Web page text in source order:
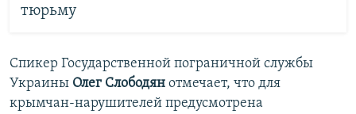
тюрьму
Спикер Государственной пограничной службы
Украины Олег Слободян отмечает, что для
крымчан-нарушителей предусмотрена